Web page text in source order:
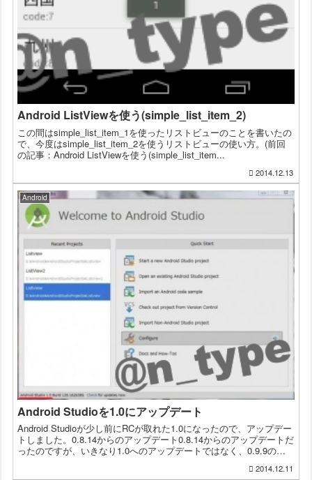
Android ListViewを使う(simple_list_item_2)
この間はsimple_list_item_1を使ったリストビューのことを書いたの
で、今度はsimple_list_item_2を使うリストビューの使い方。(前回
の記事：Android ListViewを使う(simple_list_item...
2014.12.13
Android
Android Studioを1.0にアップデート
Android Studioが少し前にRCが取れた1.0になったので、アップデー
トしました。0.8.14からのアップデート0.8.14からのアップデートだ
ったのですが、いきなり1.0へのアップデートではなく、0.9.9のア
2014.12.11